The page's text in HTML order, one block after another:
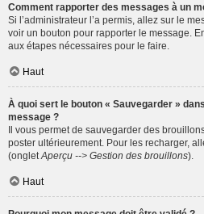
Comment rapporter des messages à un
Si l’administrateur l’a permis, allez sur le
voir un bouton pour rapporter le message.
aux étapes nécessaires pour le faire.
Haut
À quoi sert le bouton « Sauvegarder »
message ?
Il vous permet de sauvegarder des
poster ultérieurement. Pour les recharger,
(onglet Aperçu --> Gestion des brouillons).
Haut